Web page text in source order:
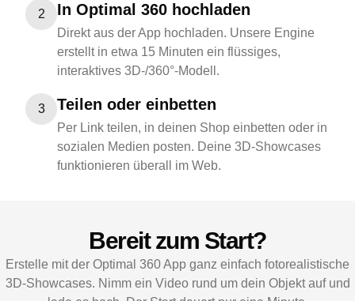
2 In Optimal 360 hochladen
Direkt aus der App hochladen. Unsere Engine
erstellt in etwa 15 Minuten ein flüssiges,
interaktives 3D-/360°-Modell.
3 Teilen oder einbetten
Per Link teilen, in deinen Shop einbetten oder in
sozialen Medien posten. Deine 3D-Showcases
funktionieren überall im Web.
Bereit zum Start?
Erstelle mit der Optimal 360 App ganz einfach fotorealistische
3D-Showcases. Nimm ein Video rund um dein Objekt auf und